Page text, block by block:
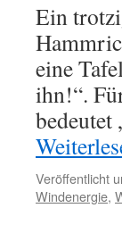
Ein
eine
ihn!“.
Veröffentlicht
Windenergie,